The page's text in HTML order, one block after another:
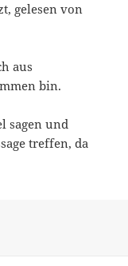
gelesen von
aus
bin.
sagen und
treffen, da